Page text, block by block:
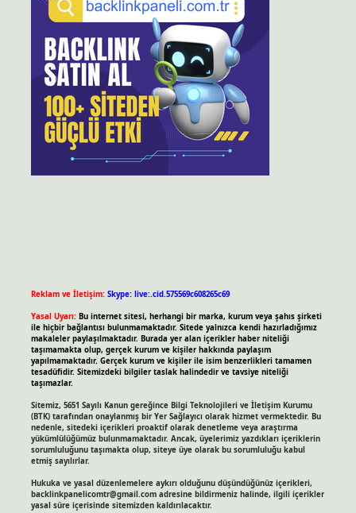
Reklam ve İletişim: Skype: live:.cid.575569c608265c69
Yasal Uyarı: Bu internet sitesi, herhangi bir marka, kurum veya şahıs şirketi
ile hiçbir bağlantısı bulunmamaktadır. Sitede yalnızca kendi hazırladığımız
makaleler paylaşılmaktadır. Burada yer alan içerikler haber niteliği
taşımamakta olup, gerçek kurum ve kişiler hakkında paylaşım
yapılmamaktadır. Gerçek kurum ve kişiler ile isim benzerlikleri tamamen
tesadüfidir. Sitemizdeki bilgiler taslak halindedir ve tavsiye niteliği
taşımazlar.
Sitemiz, 5651 Sayılı Kanun gereğince Bilgi Teknolojileri ve İletişim Kurumu
(BTK) tarafından onaylanmış bir Yer Sağlayıcı olarak hizmet vermektedir. Bu
nedenle, sitedeki içerikleri proaktif olarak denetleme veya araştırma
yükümlülüğümüz bulunmamaktadır. Ancak, üyelerimiz yazdıkları içeriklerin
sorumluluğunu taşımakta olup, siteye üye olarak bu sorumluluğu kabul
etmiş sayılırlar.
Hukuka ve yasal düzenlemelere aykırı olduğunu düşündüğünüz içerikleri,
backlinkpanelicomtr@gmail.comadresine bildirmeniz halinde, ilgili içerikler
yasal süre içerisinde sitemizden kaldırılacaktır.